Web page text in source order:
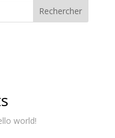
Rechercher
world!